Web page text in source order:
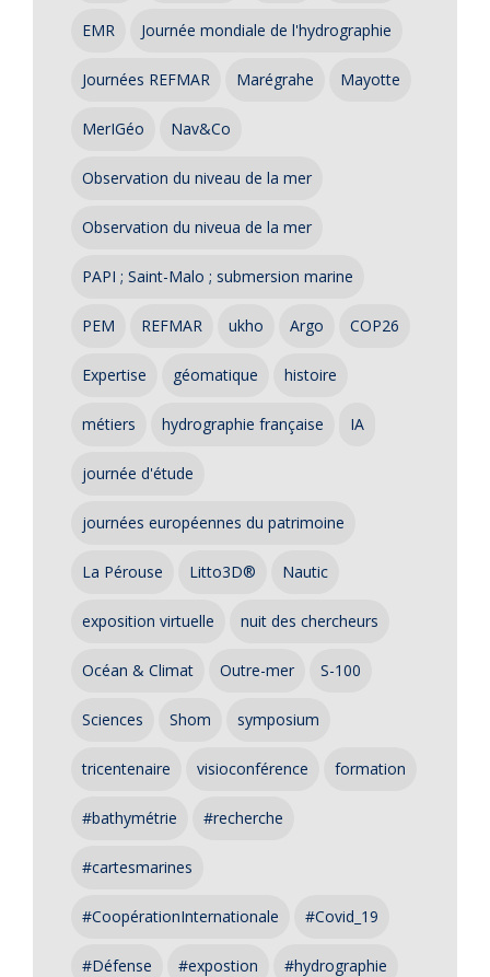
EMR Journée mondiale de l'hydrographie
Journées REFMAR Marégrahe Mayotte
MerIGéo Nav&Co
Observation du niveau de la mer
Observation du niveua de la mer
PAPI ; Saint-Malo ; submersion marine
PEM REFMAR ukho Argo COP26
Expertise géomatique histoire
métiers hydrographie française IA
journée d'étude
journées européennes du patrimoine
La Pérouse Litto3D® Nautic
exposition virtuelle nuit des chercheurs
Océan & Climat Outre-mer S-100
Sciences Shom symposium
tricentenaire visioconférence formation
#bathymétrie #recherche
#cartesmarines
#CoopérationInternationale #Covid_19
#Défense #expostion #hydrographie